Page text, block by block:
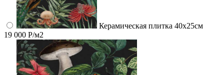
Керамическая плитка 40х25см
19 000 Р/м2